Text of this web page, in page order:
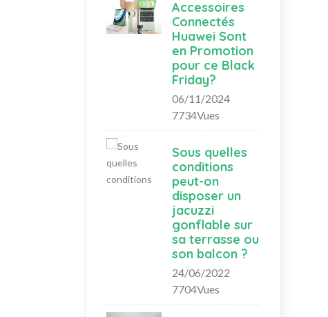
Accessoires
Connectés
Huawei Sont
en Promotion
pour ce Black
Friday?
06/11/2024
7734Vues
Sous quelles
conditions
peut-on
disposer un
jacuzzi
gonflable sur
sa terrasse ou
son balcon ?
24/06/2022
7704Vues